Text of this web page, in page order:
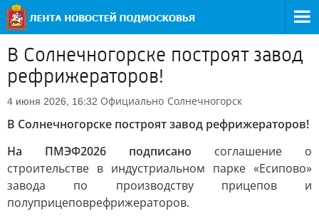
В Солнечногорске построят завод
рефрижераторов!
4 июня 2026, 16:32 Официально Солнечногорск
В Солнечногорске построят завод рефрижераторов!
На ПМЭФ2026 подписано соглашение о
строительстве в индустриальном парке «Есипово»
завода по производству прицепов и
полуприцеповрефрижераторов.